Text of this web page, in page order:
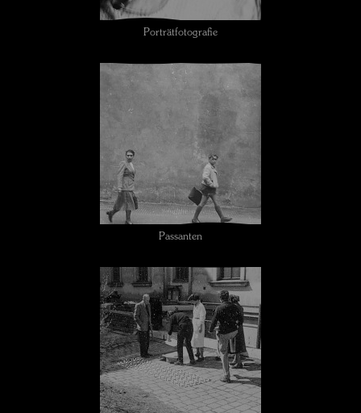
Porträtfotografie
Passanten